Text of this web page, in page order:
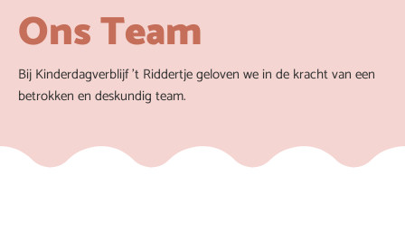
Ons Team
Bij Kinderdagverblijf ’t Riddertje geloven we in de kracht van een
betrokken en deskundig team.